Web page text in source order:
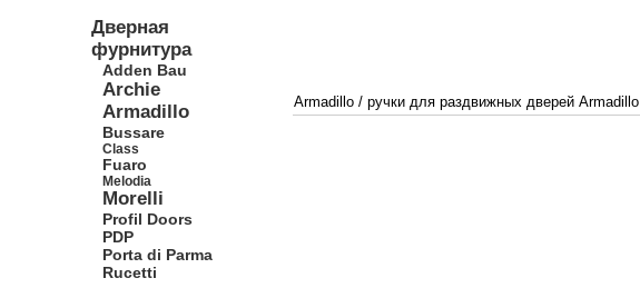
Дверная
фурнитура
Adden Bau
Archie
Armadillo
Bussare
Class
Fuaro
Melodia
Morelli
Profil Doors
PDP
Porta di Parma
Rucetti
Armadillo / ручки для раздвижных дверей Armadillo